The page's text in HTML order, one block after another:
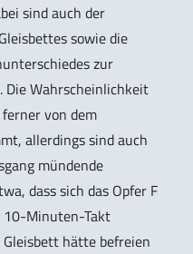
sind auch der
sowie die
zur
Die Wahrscheinlichkeit
von dem
allerdings sind auch
mündende
dass sich das Opfer F
Minuten-Takt
hätte befreien